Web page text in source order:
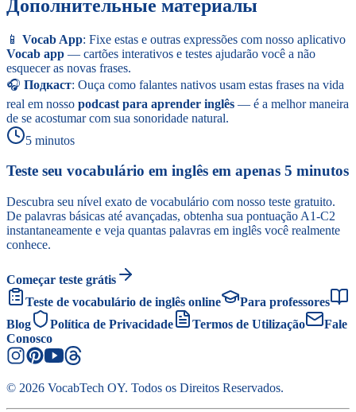
Дополнительные материалы
📱 Vocab App: Fixe estas e outras expressões com nosso aplicativo
Vocab app — cartões interativos e testes ajudarão você a não
esquecer as novas frases.
🎧 Подкаст: Ouça como falantes nativos usam estas frases na vida
real em nosso podcast para aprender inglês — é a melhor maneira
de se acostumar com sua sonoridade natural.
5 minutos
Teste seu vocabulário em inglês em apenas 5 minutos
Descubra seu nível exato de vocabulário com nosso teste gratuito.
De palavras básicas até avançadas, obtenha sua pontuação A1-C2
instantaneamente e veja quantas palavras em inglês você realmente
conhece.
Começar teste grátis
Teste de vocabulário de inglês online
Para professores
Blog
Política de Privacidade Termos de Utilização
Fale
Conosco
© 2026 VocabTech OY. Todos os Direitos Reservados.